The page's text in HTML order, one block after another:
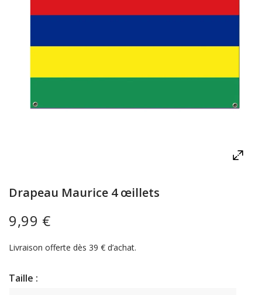
9,99 €
Drapeau Maurice 4 œillets
Livraison offerte dès 39 € d’achat.
Taille :